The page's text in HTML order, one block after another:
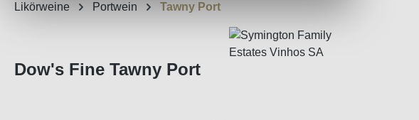
Likörweine Portwein Tawny Port
Dow's Fine Tawny Port